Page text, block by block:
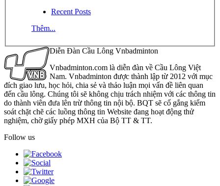
Recent Posts
Thêm...
Diễn Đàn Cầu Lông Vnbadminton
Vnbadminton.com là diễn đàn về Cầu Lông Việt
Nam. Vnbadminton được thành lập từ 2012 với mục
đích giao lưu, học hỏi, chia sẻ và thảo luận mọi vấn đề liên quan
đến cầu lông. Chúng tôi sẽ không chịu trách nhiệm với các thông tin
do thành viên đưa lên trừ thông tin nội bộ. BQT sẽ cố gắng kiểm
soát chặt chẽ các luồng thông tin Website đang hoạt động thử
nghiệm, chờ giấy phép MXH của Bộ TT & TT.
Follow us